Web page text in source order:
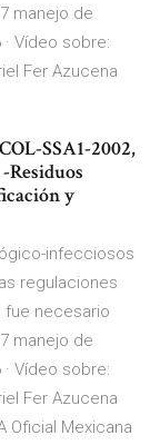
manejo de
Vídeo sobre:
Fer Azucena
SSA1-2002,
y
infecciosos
regulaciones
fue necesario
manejo de
Vídeo sobre:
Fer Azucena
Oficial Mexicana